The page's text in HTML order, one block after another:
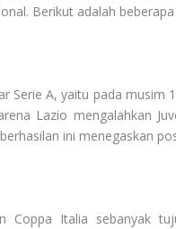
Berikut adalah
Serie A, yaitu pada musim
Lazio mengalahkan
ini menegaskan
Coppa Italia sebanyak